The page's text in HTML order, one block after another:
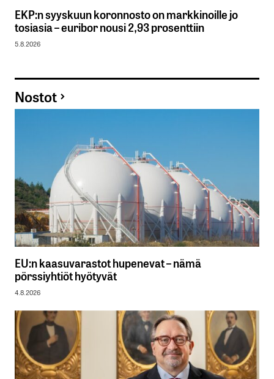
EKP:n syyskuun koronnosto on markkinoille jo
tosiasia – euribor nousi 2,93 prosenttiin
5.8.2026
Nostot
EU:n kaasuvarastot hupenevat – nämä
pörssiyhtiöt hyötyvät
4.8.2026